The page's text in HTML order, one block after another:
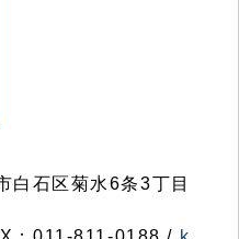
石区菊水6条3丁目